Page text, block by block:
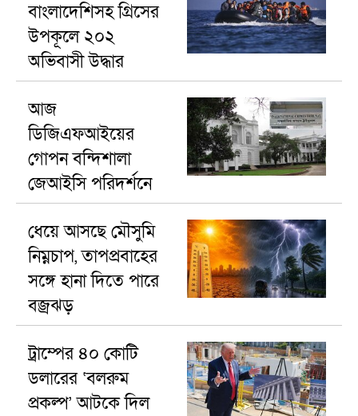
বাংলাদেশিসহ গ্রিসের
উপকূলে ২০২
অভিবাসী উদ্ধার
আজ
ডিজিএফআইয়ের
গোপন বন্দিশালা
জেআইসি পরিদর্শনে
যাচ্ছেন ট্রাইব্যুনাল
ধেয়ে আসছে মৌসুমি
নিম্নচাপ, তাপপ্রবাহের
সঙ্গে হানা দিতে পারে
বজ্রঝড়
ট্রাম্পের ৪০ কোটি
ডলারের ‘বলরুম
প্রকল্প’ আটকে দিল